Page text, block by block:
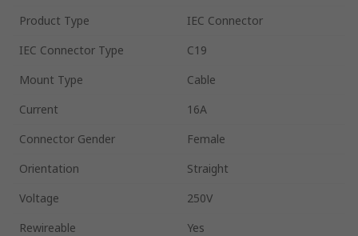
Product Type
IEC Connector
IEC Connector Type
C19
Mount Type
Cable
Current
16A
Connector Gender
Female
Orientation
Straight
Voltage
250V
Rewireable
Yes